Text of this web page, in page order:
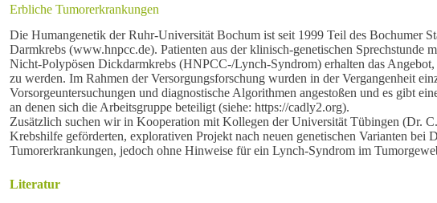
Erbliche Tumorerkrankungen
Die Humangenetik der Ruhr-Universität Bochum ist seit 1999 Teil des Bochumer
Darmkrebs (www.hnpcc.de). Patienten aus der klinisch-genetischen Sprechstunde
Nicht-Polypösen Dickdarmkrebs (HNPCC-/Lynch-Syndrom) erhalten das
zu werden. Im Rahmen der Versorgungsforschung wurden in der Vergangenheit
Vorsorgeuntersuchungen und diagnostische Algorithmen angestoßen und es gibt
an denen sich die Arbeitsgruppe beteiligt (siehe: https://cadly2.org).
Zusätzlich suchen wir in Kooperation mit Kollegen der Universität Tübingen (Dr.
Krebshilfe geförderten, explorativen Projekt nach neuen genetischen Varianten
Tumorerkrankungen, jedoch ohne Hinweise für ein Lynch-Syndrom im
Literatur